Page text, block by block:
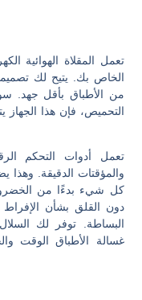
تعمل المقلاة الهوائية
الخاص بك. يتيح لك
من الأطباق بأقل جهد.
التحميص، فإن هذا
تعمل أدوات التحكم
والمؤقتات الدقيقة.
كل شيء بدءًا من
دون القلق بشأن
البساطة. توفر لك
غسالة الأطباق الوقت